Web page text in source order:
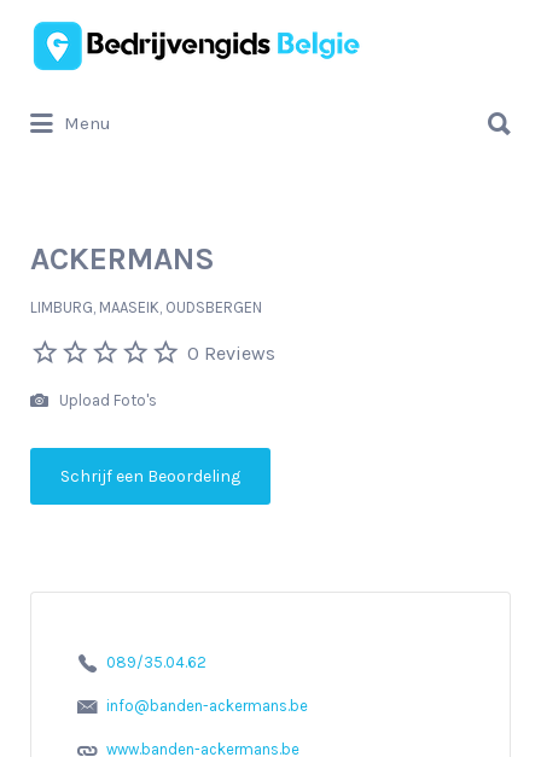
Zoek
naar:
Menu
naar:
ACKERMANS
LIMBURG, MAASEIK, OUDSBERGEN
0 Reviews
Upload Foto's
Schrijf een Beoordeling
089/35.04.62
info@banden-ackermans.be
www.banden-ackermans.be